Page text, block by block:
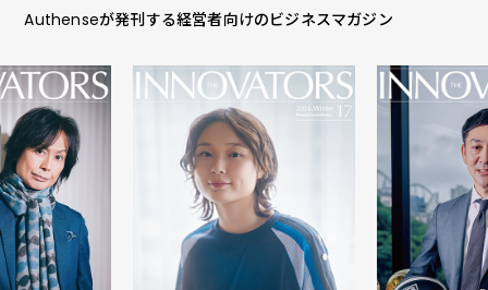
Authenseが発刊する経営者向けのビジネスマガジン